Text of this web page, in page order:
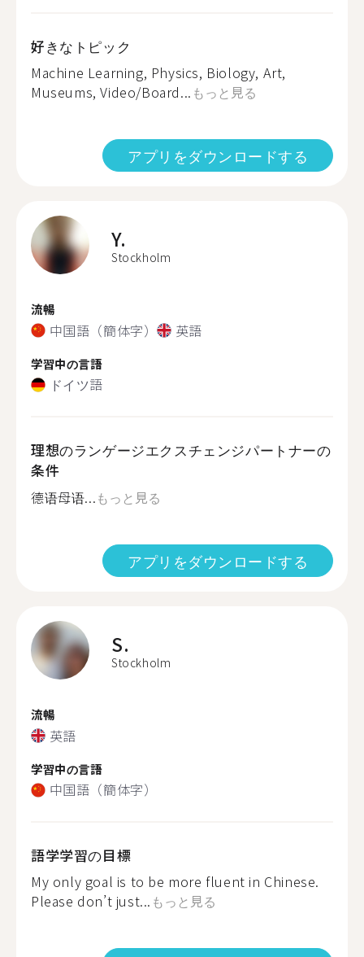
好きなトピック
Machine Learning, Physics, Biology, Art,
Museums, Video/Board... もっと見る
アプリをダウンロードする
Y.
Stockholm
流暢
中国語（簡体字） 英語
学習中の言語
ドイツ語
理想のランゲージエクスチェンジパートナーの
条件
德语母语...もっと見る
アプリをダウンロードする
S.
Stockholm
流暢
英語
学習中の言語
中国語（簡体字）
語学学習の目標
My only goal is to be more fluent in Chinese.
Please don’t just... もっと見る